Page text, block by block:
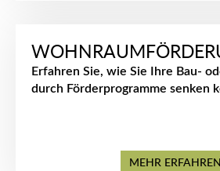
Erfahren Sie, wie Sie Ihre Bau-
durch Förderprogramme senken
MEHR ERFAHREN